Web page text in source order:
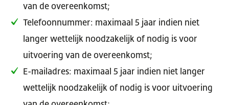
van de overeenkomst;
Telefoonnummer: maximaal 5 jaar indien niet
langer wettelijk noodzakelijk of nodig is voor
uitvoering van de overeenkomst;
E-mailadres: maximaal 5 jaar indien niet langer
wettelijk noodzakelijk of nodig is voor uitvoering